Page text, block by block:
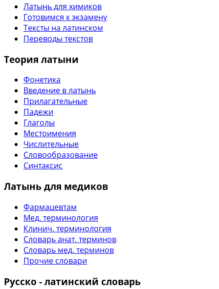
Латынь для химиков
Готовимся к экзамену
Тексты на латинском
Переводы текстов
Теория латыни
Фонетика
Введение в латынь
Прилагательные
Падежи
Глаголы
Местоимения
Числительные
Словообразование
Синтаксис
Латынь для медиков
Фармацевтам
Мед. терминология
Клинич. терминология
Словарь анат. терминов
Словарь мед. терминов
Прочие словари
Русско - латинский словарь